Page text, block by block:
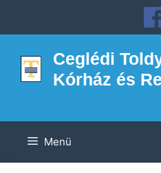
Ceglédi
Kórház és
Menü